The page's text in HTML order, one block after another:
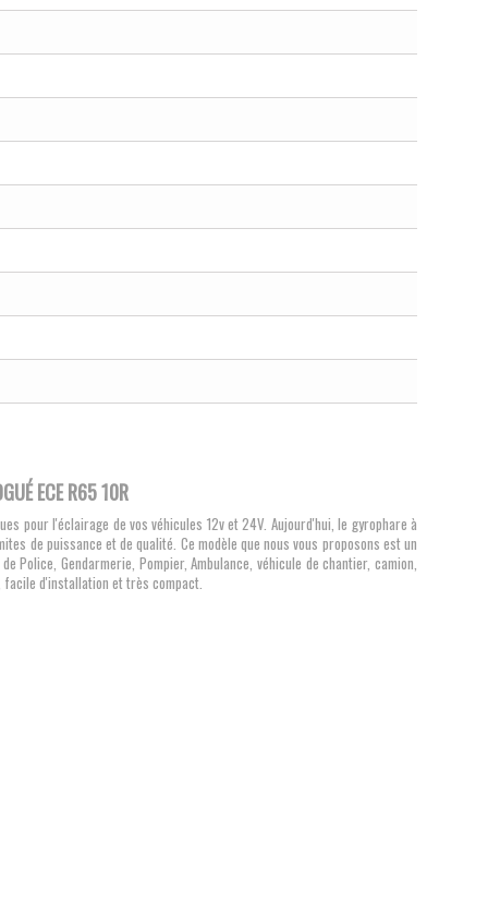
ECE R65 10R
pour l'éclairage de vos véhicules 12v et 24V. Aujourd'hui, le gyrophare à
de puissance et de qualité. Ce modèle que nous vous proposons est un
Gendarmerie, Pompier, Ambulance, véhicule de chantier, camion,
d'installation et très compact.